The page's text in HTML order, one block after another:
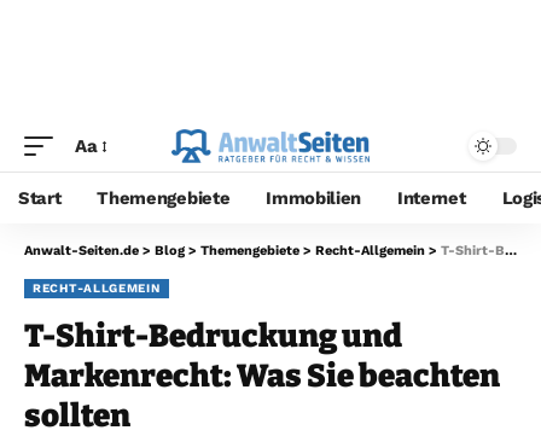
Aa
Start Themengebiete Immobilien Internet
Anwalt-Seiten.de > Blog > Themengebiete > Recht-Allgemein > T-Shirt-Bedruckung und Markenrecht: Was Sie beachten sollten
RECHT-ALLGEMEIN
T-Shirt-Bedruckung und
Markenrecht: Was Sie beachten
sollten